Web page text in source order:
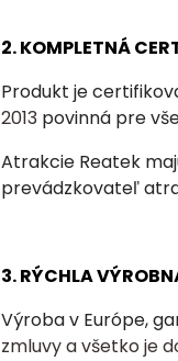
2. KOMPLETNÁ
Produkt je
2013 povinná pre
Atrakcie Reatek
prevádzkovateľ
3. RÝCHLA
Výroba v Európe,
zmluvy a všetko je